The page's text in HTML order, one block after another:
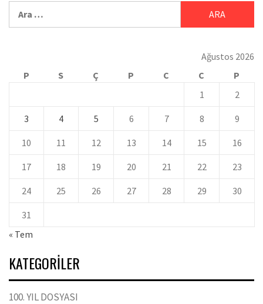
Ağustos 2026
P
S Ç P C C
P
1
2
3 4 5 6 7 8 9
10 11 12 13 14 15 16
17 18 19 20 21 22 23
24 25 26 27 28 29 30
31
« Tem
KATEGORILER
100. YIL DOSYASI